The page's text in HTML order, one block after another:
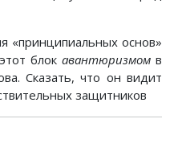
«принципиальных основ»
блок авантюризмомв
Сказать, что он видит
защитников